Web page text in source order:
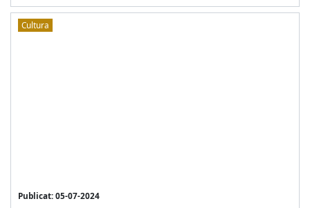
Cultura
Publicat: 05-07-2024